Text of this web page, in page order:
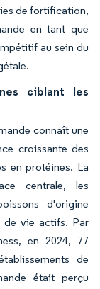
de fortification,
en tant que
au sein du
ciblant les
connaît une
croissante des
en protéines. La
centrale, les
d'origine
de vie actifs. Par
en 2024, 77
de
était perçu